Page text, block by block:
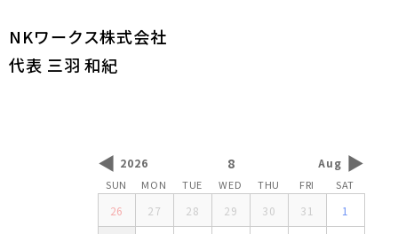
◀ 2026 8 Aug ▶
SUN MON TUE WED THU FRI SAT
26 27 28 29 30 31 1
NKワークス株式会社
代表 三羽 和紀